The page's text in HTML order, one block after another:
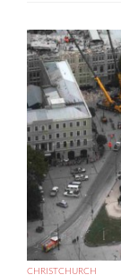
CHRISTCHURCH